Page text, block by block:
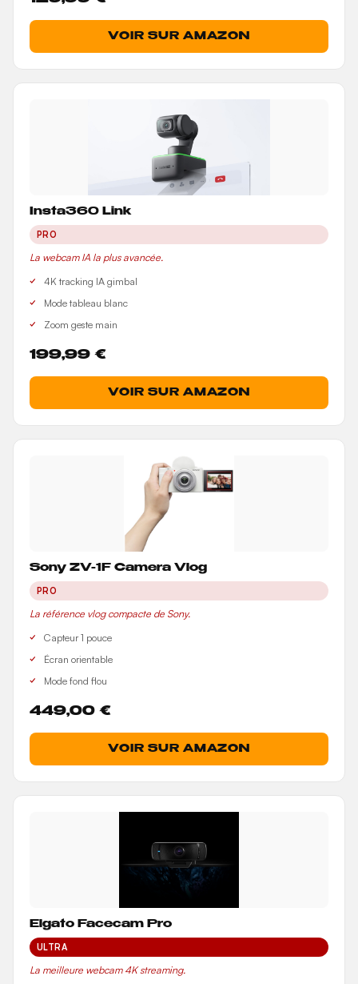
VOIR SUR AMAZON
Insta360 Link
PRO
La webcam IA la plus avancée.
4K tracking IA gimbal
Mode tableau blanc
Zoom geste main
199,99 €
VOIR SUR AMAZON
Sony ZV-1F Camera Vlog
PRO
La référence vlog compacte de Sony.
Capteur 1 pouce
Écran orientable
Mode fond flou
449,00 €
VOIR SUR AMAZON
Elgato Facecam Pro
ULTRA
La meilleure webcam 4K streaming.